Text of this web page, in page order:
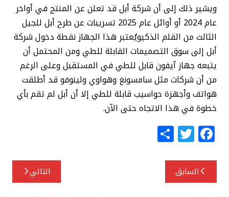
ويشير ذلك إلى أن شركة أبل قد تعلن عن المنتج في أواخر
عام 2024 أو أوائل عام 2025 تسريبات عن طرح أبل للجيل
الثالث من القلم الذكيويُعتبر هذا الجهاز نقطة دخول شركة
أبل إلى سوق التصميمات القابلة للطي ومن المحتمل أن
يتبعه جهاز آيفون قابل للطي في المستقبل وعلى الرغم
من أن شركات مثل سامسونغ وهواوي ولينوفو قد أطلقت
هواتف وأجهزة حواسيب قابلة للطي إلا أن أبل لم تقم بأي
خطوة في هذا الاتجاه حتى الآن.
F
a
c
e
T
w
itt
e
S
h
تصفّح
المقالات
السابق التالي